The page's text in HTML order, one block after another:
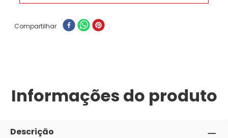
Compartilhar
Informações do produto
Descrição